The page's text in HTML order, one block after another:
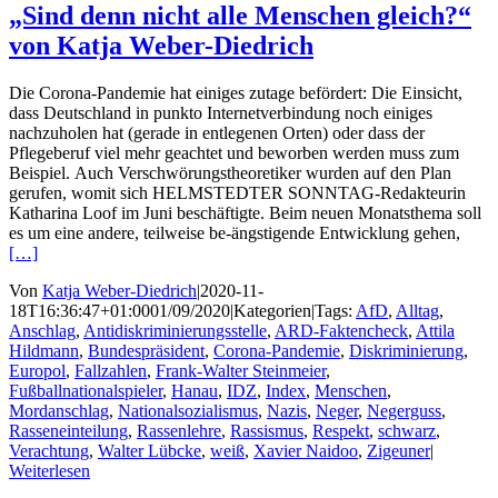
„Sind denn nicht alle Menschen gleich?“
von Katja Weber-Diedrich
Die Corona-Pandemie hat einiges zutage befördert: Die Einsicht,
dass Deutschland in punkto Internetverbindung noch einiges
nachzuholen hat (gerade in entlegenen Orten) oder dass der
Pflegeberuf viel mehr geachtet und beworben werden muss zum
Beispiel. Auch Verschwörungstheoretiker wurden auf den Plan
gerufen, womit sich HELMSTEDTER SONNTAG-Redakteurin
Katharina Loof im Juni beschäftigte. Beim neuen Monatsthema soll
es um eine andere, teilweise be-ängstigende Entwicklung gehen,
[…]
Von Katja Weber-Diedrich|2020-11-
18T16:36:47+01:0001/09/2020|Kategorien|Tags: AfD, Alltag,
Anschlag, Antidiskriminierungsstelle, ARD-Faktencheck, Attila
Hildmann, Bundespräsident, Corona-Pandemie, Diskriminierung,
Europol, Fallzahlen, Frank-Walter Steinmeier,
Fußballnationalspieler, Hanau, IDZ, Index, Menschen,
Mordanschlag, Nationalsozialismus, Nazis, Neger, Negerguss,
Rasseneinteilung, Rassenlehre, Rassismus, Respekt, schwarz,
Verachtung, Walter Lübcke, weiß, Xavier Naidoo, Zigeuner|
Weiterlesen